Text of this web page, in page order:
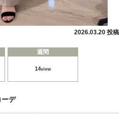
2026.03.20 投稿
週間
14view
ーデ